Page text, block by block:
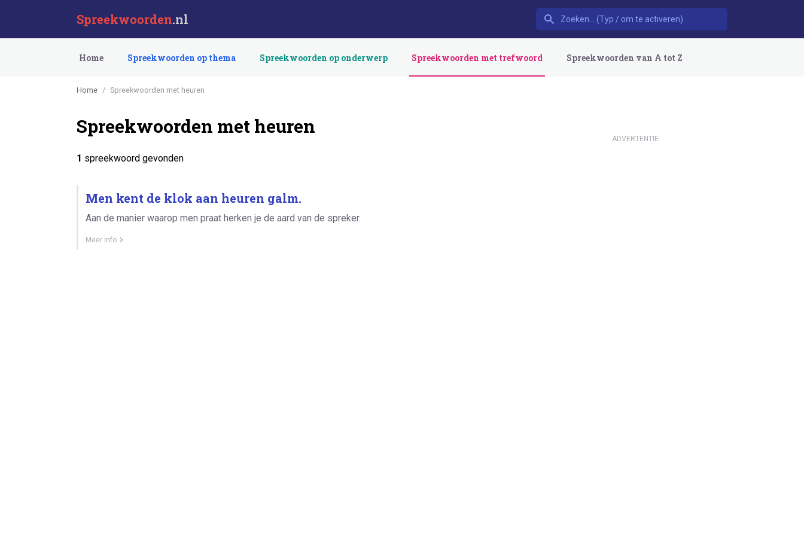
Spreekwoorden.nl
Home Spreekwoorden op thema Spreekwoorden op onderwerp Spreekwoorden met trefwoord Spreekwoorden van A tot Z
Home Spreekwoorden met heuren
Spreekwoorden met heuren
1 spreekwoord gevonden
Men kent de klok aan heuren galm.
Aan de manier waarop men praat herken je de aard van de spreker.
Meer info
ADVERTENTIE